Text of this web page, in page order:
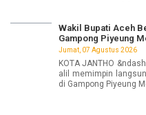
Wakil Bupati Aceh
Gampong Piyeung
Jumat, 07 Agustus 2026
KOTA JANTHO
alil memimpin
di Gampong Piyeung